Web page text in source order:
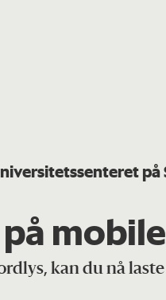
på
kan du nå